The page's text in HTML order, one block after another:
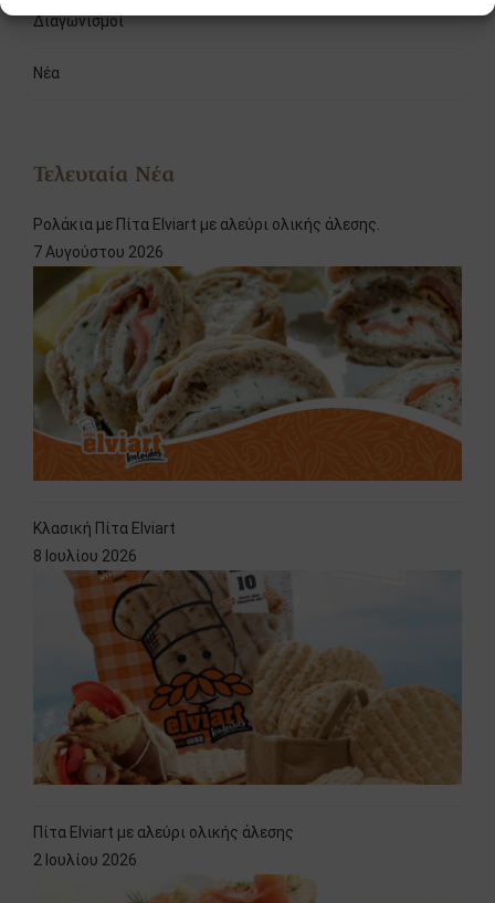
Διαγωνισμοί
Νέα
Τελευταία Νέα
Ρολάκια με Πίτα Elviart με αλεύρι ολικής άλεσης.
7 Αυγούστου 2026
Κλασική Πίτα Elviart
8 Ιουλίου 2026
Πίτα Elviart με αλεύρι ολικής άλεσης
2 Ιουλίου 2026